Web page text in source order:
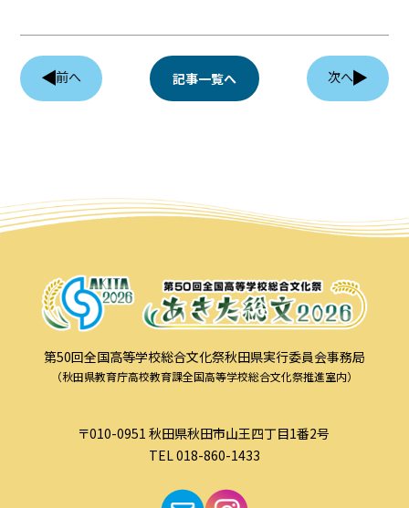
前へ 記事一覧へ 次へ
第50回全国高等学校総合文化祭秋田県実行委員会事務局
（秋田県教育庁高校教育課全国高等学校総合文化祭推進室内）
〒010-0951 秋田県秋田市山王四丁目1番2号
TEL 018-860-1433